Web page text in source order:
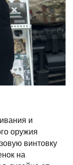
и
оружия
винтовку
на